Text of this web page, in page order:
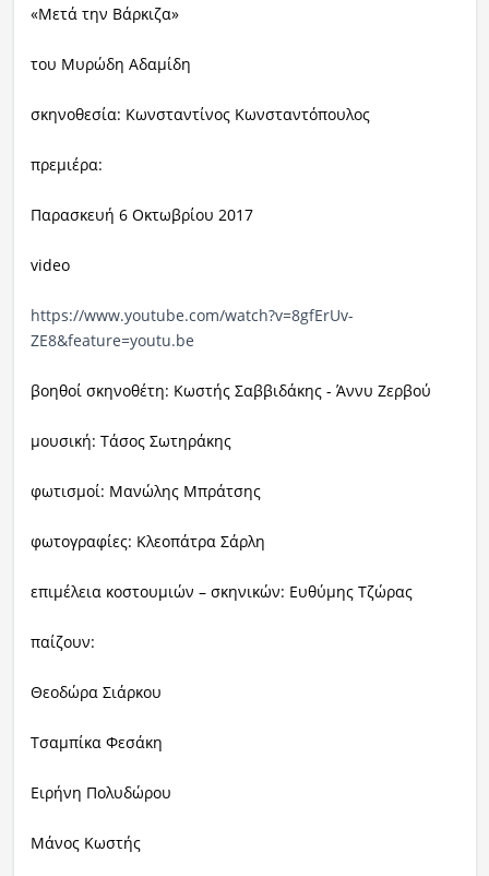
«Μετά την Βάρκιζα»
του Μυρώδη Αδαμίδη
σκηνοθεσία: Κωνσταντίνος Κωνσταντόπουλος
πρεμιέρα:
Παρασκευή 6 Οκτωβρίου 2017
video
https://www.youtube.com/watch?v=8gfErUv-
ZE8&feature=youtu.be
βοηθοί σκηνοθέτη: Κωστής Σαββιδάκης - Άννυ Ζερβού
μουσική: Τάσος Σωτηράκης
φωτισμοί: Μανώλης Μπράτσης
φωτογραφίες: Κλεοπάτρα Σάρλη
επιμέλεια κοστουμιών – σκηνικών: Ευθύμης Τζώρας
παίζουν:
Θεοδώρα Σιάρκου
Τσαμπίκα Φεσάκη
Ειρήνη Πολυδώρου
Μάνος Κωστής